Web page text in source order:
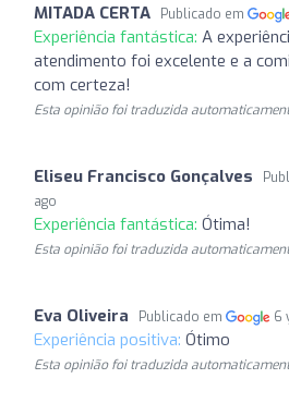
MITADA CERTA Publicado em
Experiência fantástica: A
atendimento foi excelente e a
com certeza!
Esta opinião foi traduzida
Eliseu Francisco Gonçalves
ago
Experiência fantástica: Ótima!
Esta opinião foi traduzida
Eva Oliveira Publicado em 6
Experiência positiva: Ótimo
Esta opinião foi traduzida